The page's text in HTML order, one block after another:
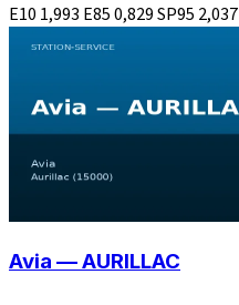
E10 1,993 E850,829SP95 2,037
Avia — AURILLAC